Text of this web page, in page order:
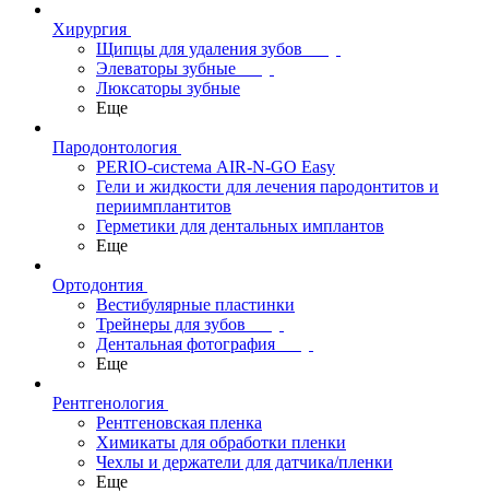
Хирургия
Щипцы для удаления зубов
Элеваторы зубные
Люксаторы зубные
Еще
Пародонтология
PERIO-система AIR-N-GO Easy
Гели и жидкости для лечения пародонтитов и
периимплантитов
Герметики для дентальных имплантов
Еще
Ортодонтия
Вестибулярные пластинки
Трейнеры для зубов
Дентальная фотография
Еще
Рентгенология
Рентгеновская пленка
Химикаты для обработки пленки
Чехлы и держатели для датчика/пленки
Еще